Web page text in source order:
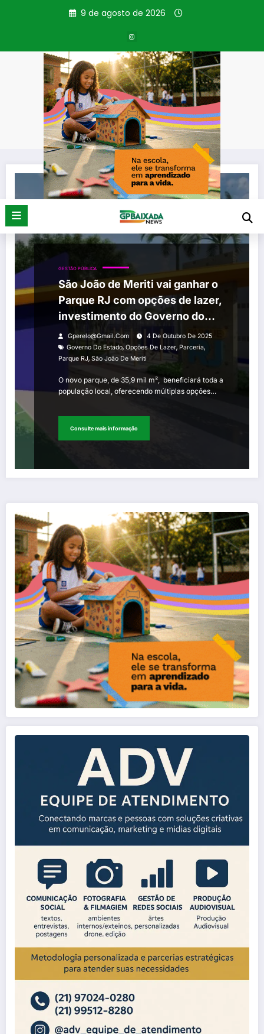
9 de agosto de 2026
Tag: opções de lazer
Página inicial opções de lazer
GESTÃO PÚBLICA
São João de Meriti vai ganhar o
Parque RJ com opções de lazer,
investimento do Governo do
Estado e parceria com a
prefeitura
Gperelo@gmail.com
4 De Outubro De 2025
Governo Do Estado, Opções De Lazer, Parceria,
Parque RJ, São João De Meriti
O novo parque, de 35,9 mil m², beneficiará toda a
população local, oferecendo múltiplas opções…
Consulte mais informação